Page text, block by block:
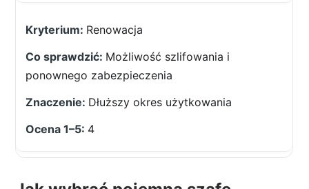
Renowacja
Możliwość szlifowania i
ponownego zabezpieczenia
Dłuższy okres użytkowania
4